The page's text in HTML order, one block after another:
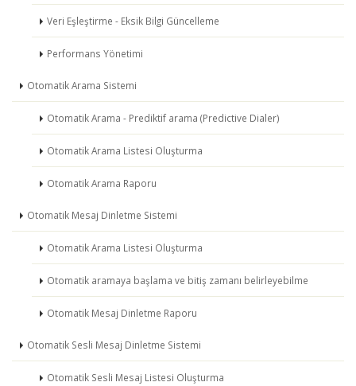
Veri Eşleştirme - Eksik Bilgi Güncelleme
Performans Yönetimi
Otomatik Arama Sistemi
Otomatik Arama - Prediktif arama (Predictive Dialer)
Otomatik Arama Listesi Oluşturma
Otomatik Arama Raporu
Otomatik Mesaj Dinletme Sistemi
Otomatik Arama Listesi Oluşturma
Otomatik aramaya başlama ve bitiş zamanı belirleyebilme
Otomatik Mesaj Dinletme Raporu
Otomatik Sesli Mesaj Dinletme Sistemi
Otomatik Sesli Mesaj Listesi Oluşturma